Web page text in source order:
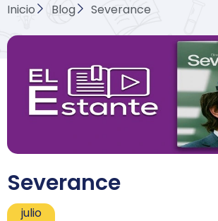
Inicio Blog Severance
Severance
julio